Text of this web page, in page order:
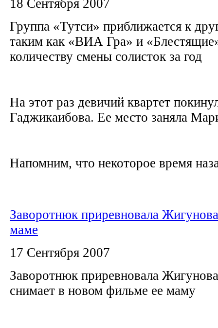
18 Сентября 2007
Группа «Тутси» приближается к
таким как «ВИА Гра» и
количеству смены солисток за год
На этот раз девичий квартет
Гаджикаибова. Ее место заняла
Напомним, что некоторое время
Заворотнюк приревновала
маме
17 Сентября 2007
Заворотнюк приревновала
снимает в новом фильме ее маму